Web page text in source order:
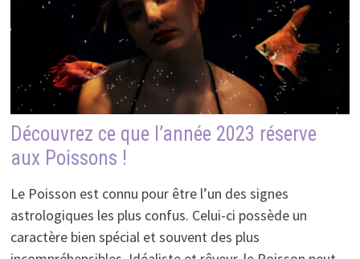
Découvrez ce que l’année 2023 réserve
aux Poissons !
Le Poisson est connu pour être l’un des signes
astrologiques les plus confus. Celui-ci possède un
caractère bien spécial et souvent des plus